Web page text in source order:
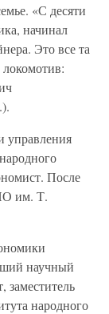
«С десяти
начинал
Это все та
локомотив:
управления
После
им. Т.
научный
заместитель
народного